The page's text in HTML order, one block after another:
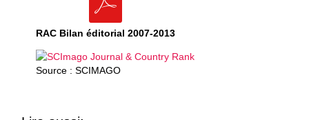
RAC Bilan éditorial 2007-2013
Source : SCIMAGO